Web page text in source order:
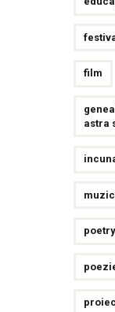
film
astra
poetry